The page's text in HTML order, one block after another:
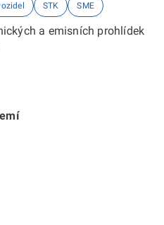
STK SME
a emisních prohlídek